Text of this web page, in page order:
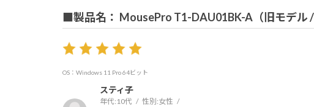
■製品名： MousePro T1-DAU01BK-A（旧モデル /
OS：Windows 11 Pro 64ビット
スティ子
年代: 10代 性別:女性